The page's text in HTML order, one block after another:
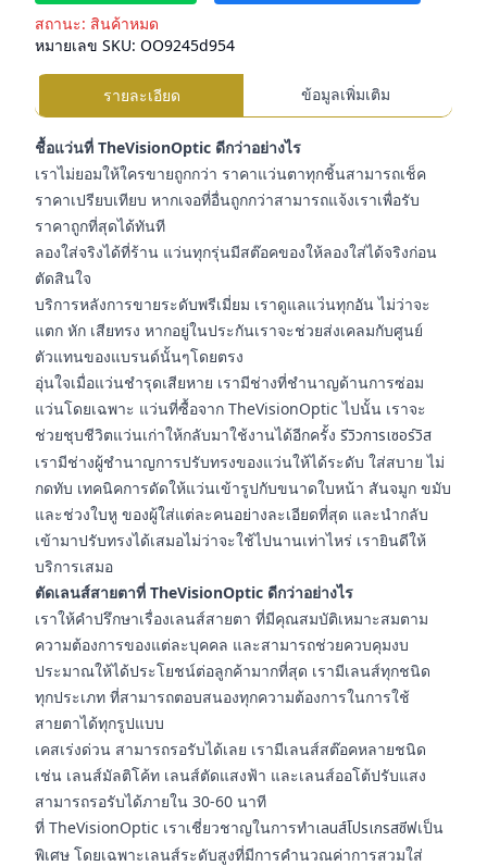
สถานะ: สินค้าหมด
หมายเลข SKU: OO9245d954
รายละเอียด ข้อมูลเพิ่มเติม
ชื้อแว่นที่ TheVisionOptic ดีกว่าอย่างไร
เราไม่ยอมให้ใครขายถูกกว่า ราคาแว่นตาทุกชิ้นสามารถเช็ค
ราคาเปรียบเทียบ หากเจอที่อื่นถูกกว่าสามารถแจ้งเราเพื่อรับ
ราคาถูกที่สุดได้ทันที
ลองใส่จริงได้ที่ร้าน แว่นทุกรุ่นมีสต๊อคของให้ลองใส่ได้จริงก่อน
ตัดสินใจ
บริการหลังการขายระดับพรีเมี่ยม เราดูแลแว่นทุกอัน ไม่ว่าจะ
แตก หัก เสียทรง หากอยู่ในประกันเราจะช่วยส่งเคลมกับศูนย์
ตัวแทนของแบรนด์นั้นๆโดยตรง
อุ่นใจเมื่อแว่นชำรุดเสียหาย เรามีช่างที่ชำนาญด้านการซ่อม
แว่นโดยเฉพาะ แว่นที่ซื้อจาก TheVisionOptic ไปนั้น เราจะ
ช่วยชุบชีวิตแว่นเก่าให้กลับมาใช้งานได้อีกครั้ง รีวิวการเซอร์วิส
เรามีช่างผู้ชำนาญการปรับทรงของแว่นให้ได้ระดับ ใส่สบาย ไม่
กดทับ เทคนิคการดัดให้แว่นเข้ารูปกับขนาดใบหน้า สันจมูก ขมับ
และช่วงใบหู ของผู้ใส่แต่ละคนอย่างละเอียดที่สุด และนำกลับ
เข้ามาปรับทรงได้เสมอไม่ว่าจะใช้ไปนานเท่าไหร่ เรายินดีให้
บริการเสมอ
ตัดเลนส์สายตาที่ TheVisionOptic ดีกว่าอย่างไร
เราให้คำปรึกษาเรื่องเลนส์สายตา ที่มีคุณสมบัติเหมาะสมตาม
ความต้องการของแต่ละบุคคล และสามารถช่วยควบคุมงบ
ประมาณให้ได้ประโยชน์ต่อลูกค้ามากที่สุด เรามีเลนส์ทุกชนิด
ทุกประเภท ที่สามารถตอบสนองทุกความต้องการในการใช้
สายตาได้ทุกรูปแบบ
เคสเร่งด่วน สามารถรอรับได้เลย เรามีเลนส์สต๊อคหลายชนิด
เช่น เลนส์มัลติโค้ท เลนส์ตัดแสงฟ้า และเลนส์ออโต้ปรับแสง
สามารถรอรับได้ภายใน 30-60 นาที
ที่ TheVisionOptic เราเชี่ยวชาญในการทำเลนส์โปรเกรสซีฟเป็น
พิเศษ โดยเฉพาะเลนส์ระดับสูงที่มีการคำนวณค่าการสวมใส่